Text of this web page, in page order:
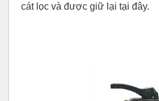
cát lọc và được giữ lại tại đây.